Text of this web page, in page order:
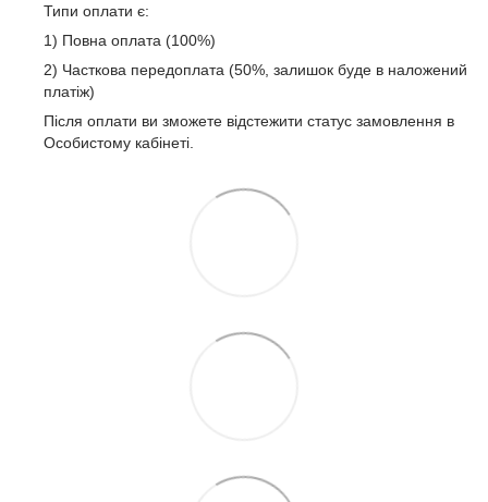
Типи оплати є:
1) Повна оплата (100%)
2) Часткова передоплата (50%, залишок буде в наложений
платіж)
Після оплати ви зможете відстежити статус замовлення в
Особистому кабінеті.